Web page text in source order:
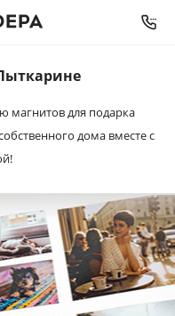
магнитов для подарка
дома вместе с